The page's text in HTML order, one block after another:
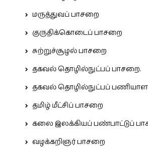
மருத்துவப் பாசறை
குருதிக்கொடைப் பாசறை
சுற்றுச்சூழல் பாசறை
தகவல் தொழில்நுட்பப் பாசறை.
தகவல் தொழில்நுட்பப்
தமிழ் மீட்சிப் பாசறை
கலை இலக்கியப் பண்பாட்டுப்
வழக்கறிஞர் பாசறை